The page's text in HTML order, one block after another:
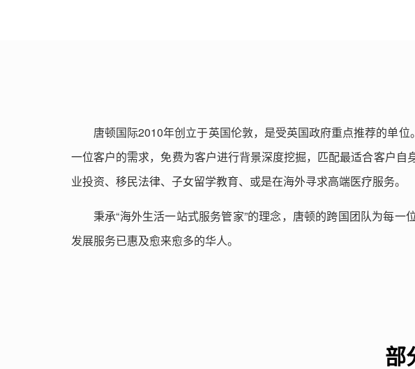
唐顿国际2010年创立于英国伦敦，是受英国政府重点推荐的单
一位客户的需求，免费为客户进行背景深度挖掘，匹配最适合客户
业投资、移民法律、子女留学教育、或是在海外寻求高端医疗服务。
秉承“海外生活一站式服务管家”的理念，唐顿的跨国团队为每
发展服务已惠及愈来愈多的华人。
部